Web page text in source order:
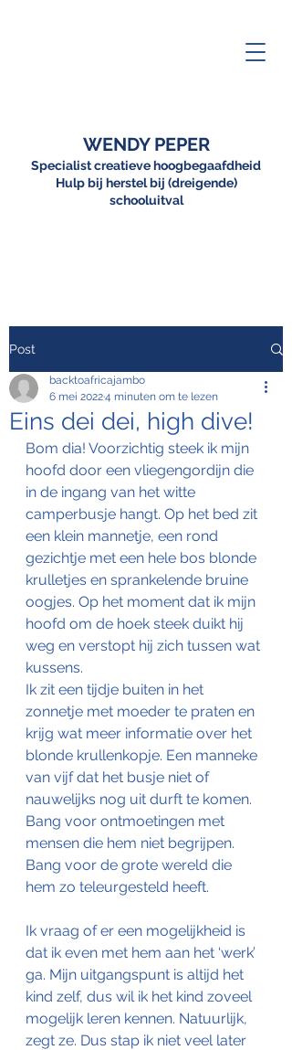
WENDY PEPER
Specialist creatieve hoogbegaafdheid
Hulp bij herstel bij (dreigende)
schooluitval
Post
Eins dei dei, high dive!
backtoafricajambo
6 mei 20224 minuten om te lezen
Bom dia! Voorzichtig steek ik mijn
hoofd door een vliegengordijn die
in de ingang van het witte
camperbusje hangt. Op het bed zit
een klein mannetje, een rond
gezichtje met een hele bos blonde
krulletjes en sprankelende bruine
oogjes. Op het moment dat ik mijn
hoofd om de hoek steek duikt hij
weg en verstopt hij zich tussen wat
kussens.
Ik zit een tijdje buiten in het
zonnetje met moeder te praten en
krijg wat meer informatie over het
blonde krullenkopje. Een manneke
van vijf dat het busje niet of
nauwelijks nog uit durft te komen.
Bang voor ontmoetingen met
mensen die hem niet begrijpen.
Bang voor de grote wereld die
hem zo teleurgesteld heeft.
Ik vraag of er een mogelijkheid is
dat ik even met hem aan het ‘werk’
ga. Mijn uitgangspunt is altijd het
kind zelf, dus wil ik het kind zoveel
mogelijk leren kennen. Natuurlijk,
zegt ze. Dus stap ik niet veel later